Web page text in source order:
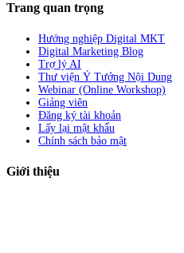
Trang quan trọng
Hướng nghiệp Digital MKT
Digital Marketing Blog
Trợ lý AI
Thư viện Ý Tưởng Nội Dung
Webinar (Online Workshop)
Giảng viên
Đăng ký tài khoản
Lấy lại mật khẩu
Chính sách bảo mật
Giới thiệu